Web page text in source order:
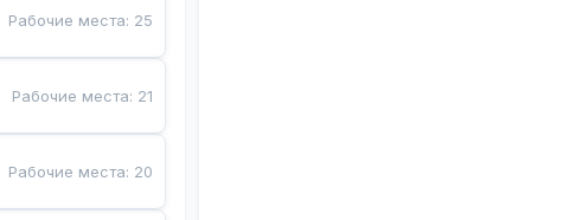
Рабочие места: 25
Рабочие места: 21
Рабочие места: 20